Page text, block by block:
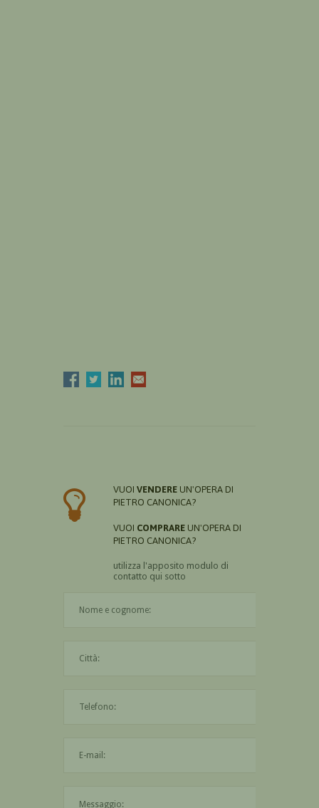
VUOI VENDERE UN'OPERA DI
PIETRO CANONICA?
VUOI COMPRARE UN'OPERA DI
PIETRO CANONICA?
utilizza l'apposito modulo di
contatto qui sotto